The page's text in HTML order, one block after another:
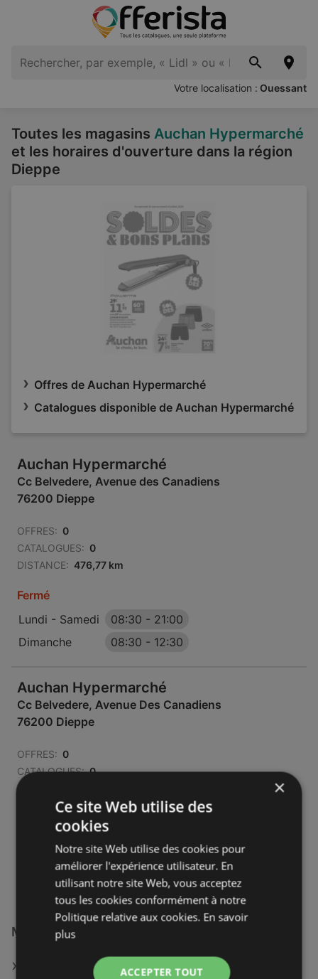
Votre localisation : Ouessant
Toutes les magasins Auchan Hypermarché
et les horaires d'ouverture dans la région
Dieppe
Offres de Auchan Hypermarché
Catalogues disponible de Auchan Hypermarché
Auchan Hypermarché
Cc Belvedere, Avenue des Canadiens
76200 Dieppe
OFFRES: 0
CATALOGUES: 0
DISTANCE: 476,77 km
Fermé
Lundi - Samedi
08:30 - 21:00
Dimanche
08:30 - 12:30
Auchan Hypermarché
Cc Belvedere, Avenue Des Canadiens
76200 Dieppe
OFFRES: 0
CATALOGUES: 0
DISTANCE:
Lundi - Samedi
08:30-
21:00
Dimanche
08:30-12:30
Magasins Auchan Hypermarché à :
Auchan Hypermarché à Le Puy-en-Velay
×
Ce site Web utilise des
cookies
Notre site Web utilise des cookies pour
améliorer l'expérience utilisateur. En
utilisant notre site Web, vous acceptez
tous les cookies conformément à notre
Politique relative aux cookies. En savoir
plus
ACCEPTER TOUT